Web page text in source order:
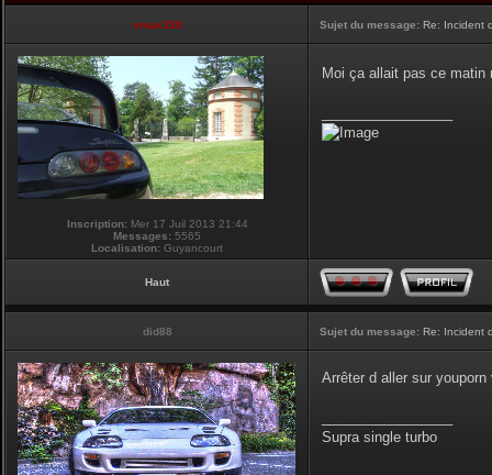
vmax330 Sujet du message: Re: Incident
Inscription:Mer 17 Juil 2013 21:44
Messages: 5565
Localisation: Guyancourt
Moi ça allait pas ce
Haut
did88 Sujet du message: Re: Incident
Arrêter d aller sur
Supra single turbo